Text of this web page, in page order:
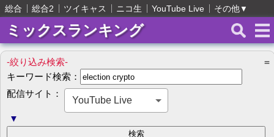
総合 総合2 ツイキャス ニコ生 YouTube Live その他▼
ミックスランキング
-絞り込み検索-
＝
キーワード検索：
配信サイト：
YouTube Live
▼